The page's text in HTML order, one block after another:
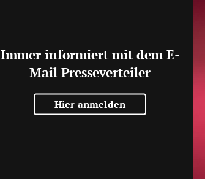
Immer informiert mit dem E-
Mail Presseverteiler
Hier anmelden